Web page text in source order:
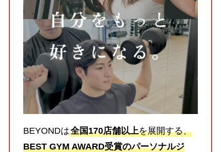
BEYONDは全国170店舗以上を展開する、
BEST GYM AWARD受賞のパーソナルジ